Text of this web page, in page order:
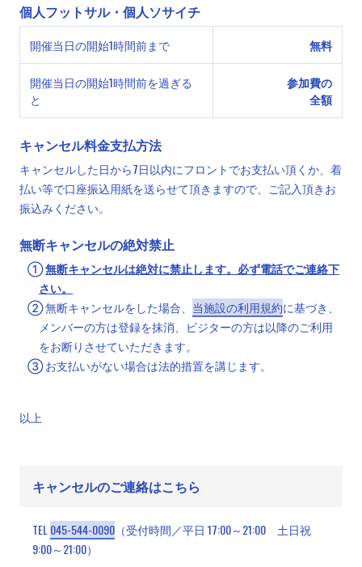
個人フットサル・個人ソサイチ
開催当日の開始1時間前まで 無料
開催当日の開始1時間前を過ぎる
と
参加費の
全額
キャンセル料金支払方法
キャンセルした日から7日以内にフロントでお支払い頂くか、着
払い等で口座振込用紙を送らせて頂きますので、ご記入頂きお
振込みください。
無断キャンセルの絶対禁止
①無断キャンセルは絶対に禁止します。必ず電話でご連絡下
さい。
② 無断キャンセルをした場合、 当施設の利用規約に基づき、
メンバーの方は登録を抹消、ビジターの方は以降のご利用
をお断りさせていただきます。
③ お支払いがない場合は法的措置を講じます。
以上
キャンセルのご連絡はこちら
TEL 045-544-0090 （受付時間／平日 17:00～21:00 土日祝
9:00～21:00）